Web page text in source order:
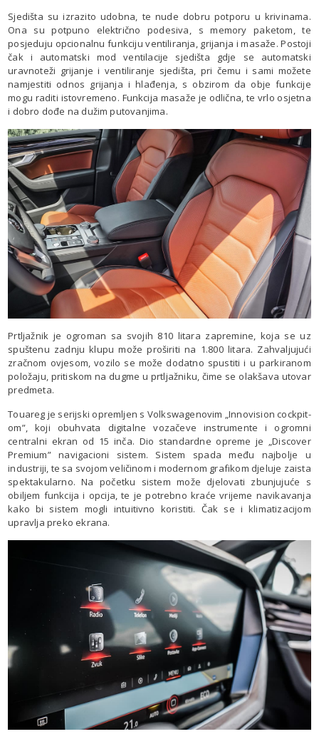
Sjedišta su izrazito udobna, te nude dobru potporu u krivinama.
Ona su potpuno električno podesiva, s memory paketom, te
posjeduju opcionalnu funkciju ventiliranja, grijanja i masaže. Postoji
čak i automatski mod ventilacije sjedišta gdje se automatski
uravnoteži grijanje i ventiliranje sjedišta, pri čemu i sami možete
namjestiti odnos grijanja i hlađenja, s obzirom da obje funkcije
mogu raditi istovremeno. Funkcija masaže je odlična, te vrlo osjetna
i dobro dođe na dužim putovanjima.
Prtljažnik je ogroman sa svojih 810 litara zapremine, koja se uz
spuštenu zadnju klupu može proširiti na 1.800 litara. Zahvaljujući
zračnom ovjesom, vozilo se može dodatno spustiti i u parkiranom
položaju, pritiskom na dugme u prtljažniku, čime se olakšava utovar
predmeta.
Touareg je serijski opremljen s Volkswagenovim „Innovision cockpit-
om”, koji obuhvata digitalne vozačeve instrumente i ogromni
centralni ekran od 15 inča. Dio standardne opreme je „Discover
Premium” navigacioni sistem. Sistem spada među najbolje u
industriji, te sa svojom veličinom i modernom grafikom djeluje zaista
spektakularno. Na početku sistem može djelovati zbunjujuće s
obiljem funkcija i opcija, te je potrebno kraće vrijeme navikavanja
kako bi sistem mogli intuitivno koristiti. Čak se i klimatizacijom
upravlja preko ekrana.